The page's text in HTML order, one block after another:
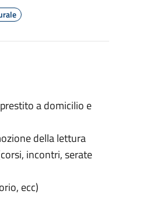
a domicilio e
della lettura
incontri, serate
ecc)